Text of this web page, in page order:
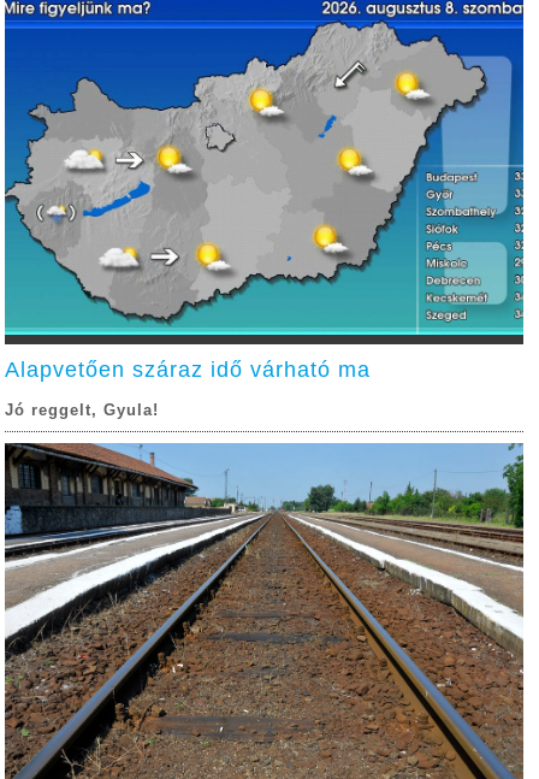
Alapvetően száraz idő várható ma
Jó reggelt, Gyula!